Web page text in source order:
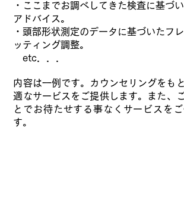
・ここまでお調べしてきた検査に基づ
アドバイス。
・頭部形状測定のデータに基づいたフ
ッティング調整。
​ etc．．．
内容は一例です。カウンセリングをも
適なサービスをご提供します。また、
とでお待たせする事なくサービスを
す。